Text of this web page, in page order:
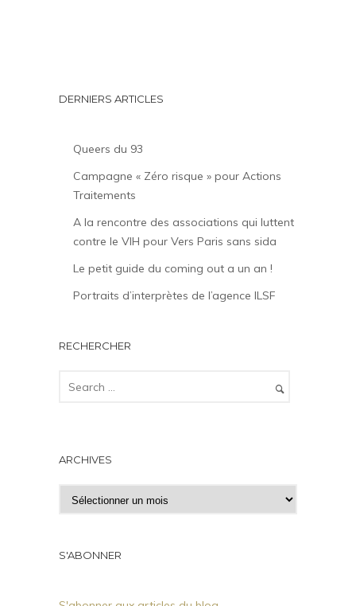
DERNIERS ARTICLES
Queers du 93
Campagne « Zéro risque » pour Actions
Traitements
A la rencontre des associations qui luttent
contre le VIH pour Vers Paris sans sida
Le petit guide du coming out a un an !
Portraits d’interprètes de l’agence ILSF
RECHERCHER
ARCHIVES
r
h
S'ABONNER